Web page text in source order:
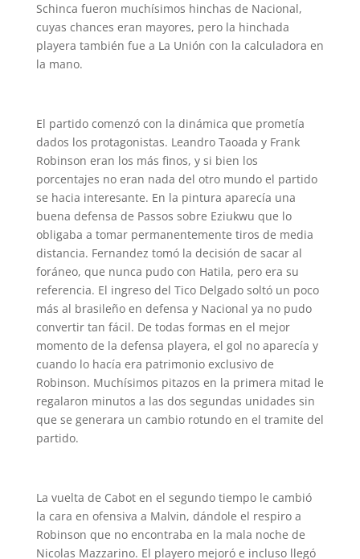
Schinca fueron muchísimos hinchas de Nacional,
cuyas chances eran mayores, pero la hinchada
playera también fue a La Unión con la calculadora en
la mano.
El partido comenzó con la dinámica que prometía
dados los protagonistas. Leandro Taoada y Frank
Robinson eran los más finos, y si bien los
porcentajes no eran nada del otro mundo el partido
se hacia interesante. En la pintura aparecía una
buena defensa de Passos sobre Eziukwu que lo
obligaba a tomar permanentemente tiros de media
distancia. Fernandez tomó la decisión de sacar al
foráneo, que nunca pudo con Hatila, pero era su
referencia. El ingreso del Tico Delgado soltó un poco
más al brasileño en defensa y Nacional ya no pudo
convertir tan fácil. De todas formas en el mejor
momento de la defensa playera, el gol no aparecía y
cuando lo hacía era patrimonio exclusivo de
Robinson. Muchísimos pitazos en la primera mitad le
regalaron minutos a las dos segundas unidades sin
que se generara un cambio rotundo en el tramite del
partido.
La vuelta de Cabot en el segundo tiempo le cambió
la cara en ofensiva a Malvin, dándole el respiro a
Robinson que no encontraba en la mala noche de
Nicolas Mazzarino. El playero mejoró e incluso llegó